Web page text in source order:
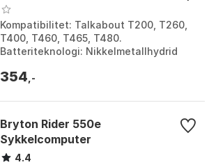
Kompatibilitet: Talkabout T200, T260,
T400, T460, T465, T480.
Batteriteknologi: Nikkelmetallhydrid
Farge: Black. Størrelse: O...
354 ,-
Bryton Rider 550e
Sykkelcomputer
4.4